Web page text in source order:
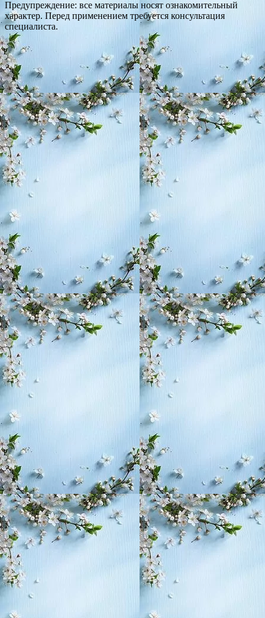
Предупреждение: все материалы носят ознакомительный
характер. Перед применением требуется консультация
специалиста.